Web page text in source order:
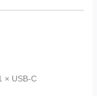
× USB-C